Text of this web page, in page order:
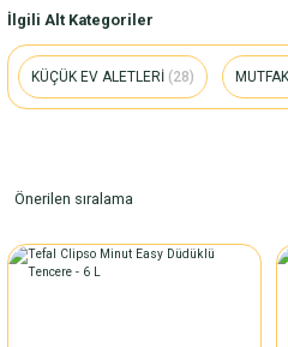
İlgili Alt Kategoriler
KÜÇÜK EV ALETLERİ (28) MUTFAK